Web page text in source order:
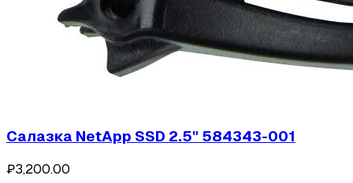
Салазка NetApp SSD 2.5" 584343-001
₽3,200.00